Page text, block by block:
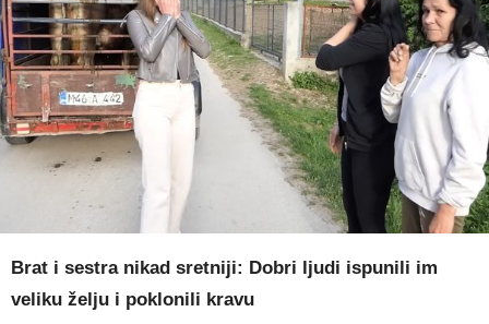
Brat i sestra nikad sretniji: Dobri ljudi ispunili im
veliku želju i poklonili kravu